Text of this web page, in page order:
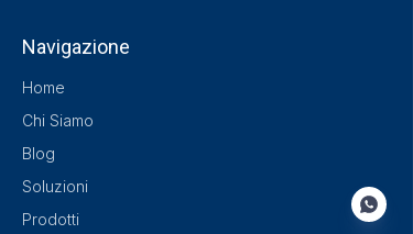
Navigazione
Home
Chi Siamo
Blog
Soluzioni
Prodotti